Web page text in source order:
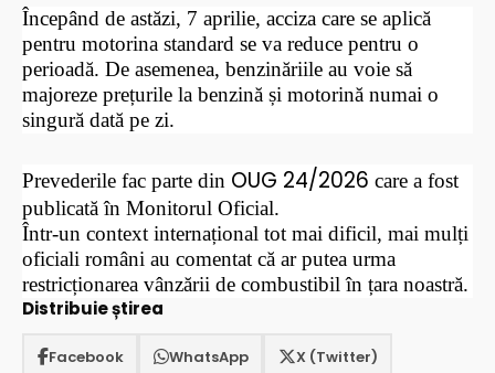
Începând de astăzi, 7 aprilie, acciza care se aplică
pentru motorina standard se va reduce pentru o
perioadă. De asemenea, benzinăriile au voie să
majoreze prețurile la benzină și motorină numai o
singură dată pe zi.
Prevederile fac parte din OUG 24/2026 care a fost
publicată în Monitorul Oficial.
Într-un context internațional tot mai dificil, mai mulți
oficiali români au comentat că ar putea urma
restricționarea vânzării de combustibil în țara noastră.
Distribuie știrea
Facebook WhatsApp X (Twitter)